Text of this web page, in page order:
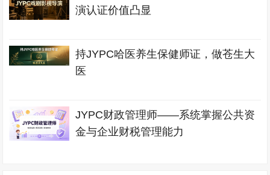
演认证价值凸显
持JYPC哈医养生保健师证，做苍生大
医
JYPC财政管理师——系统掌握公共资
金与企业财税管理能力